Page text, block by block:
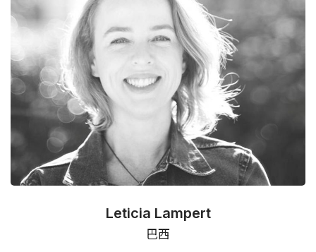
Leticia Lampert
巴西